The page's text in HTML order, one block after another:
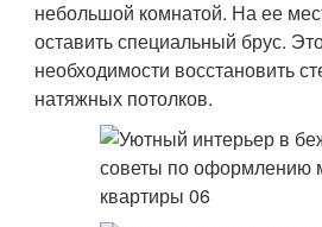
небольшой комнатой. На ее
оставить специальный брус.
необходимости восстановить
натяжных потолков.